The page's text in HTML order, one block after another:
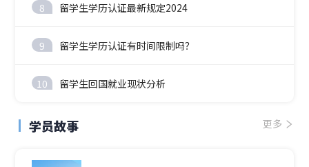
8 留学生学历认证最新规定2024
9 留学生学历认证有时间限制吗？
10 留学生回国就业现状分析
学员故事 更多